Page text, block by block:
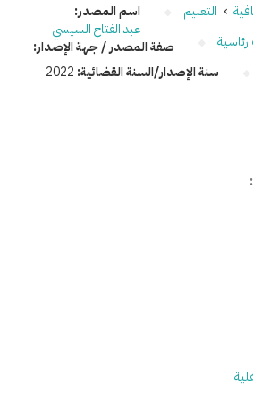
› التعليم
رئاسية
سنة الإصدار/السنة القضائية: 2022
اسم المصدر:
عبد الفتاح السيسي
صفة المصدر / جهة الإصدار: